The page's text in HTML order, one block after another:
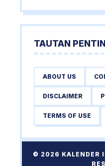
TAUTAN
ABOUT US
DISCLAIMER
TERMS OF USE
© 2026 KALENDER